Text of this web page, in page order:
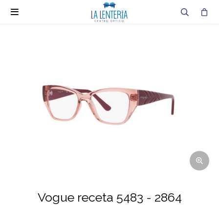

Vogue receta 5483 - 2864